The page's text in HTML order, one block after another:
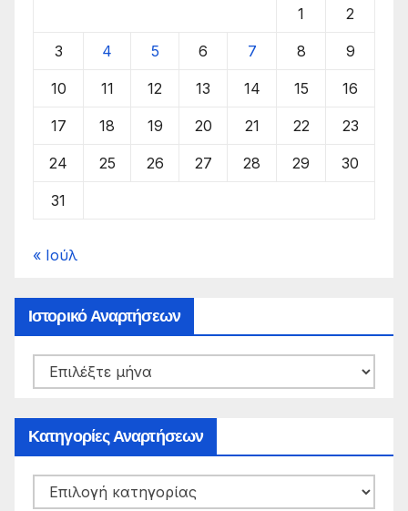
1 2
3 4 5 6 7 8 9
10 11 12 13 14 15 16
17 18 19 20 21 22 23
24 25 26 27 28 29 30
31
« Ιούλ
Ιστορικό Αναρτήσεων
Ιστορικό
Αναρτήσεων
Κατηγορίες Αναρτήσεων
Κατηγορίες